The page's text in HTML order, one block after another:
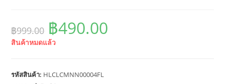
฿999.00 Original
price
฿999.00.
฿490.00
สินค้าหมดแล้ว
รหัสสินค้า: HLCLCMNN00004FL